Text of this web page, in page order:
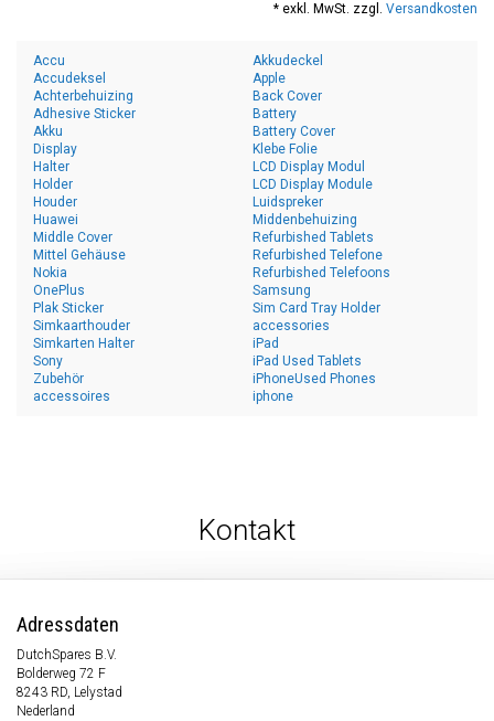
* exkl. MwSt. zzgl. Versandkosten
Accu
Accudeksel
Achterbehuizing
Adhesive Sticker
Akku
Akkudeckel
Apple
Back Cover
Battery
Battery Cover
Display
Halter
Holder
Houder
Huawei
Klebe Folie
LCD Display Modul
LCD Display Module
Luidspreker
Middenbehuizing
Middle Cover
Mittel Gehäuse
Nokia
OnePlus
Plak Sticker
Refurbished Tablets
Refurbished Telefone
Refurbished Telefoons
Samsung
Sim Card Tray Holder
Simkaarthouder
Simkarten Halter
Sony
Zubehör
accessoires
accessories
iPad
iPad Used Tablets
iPhoneUsed Phones
iphone
Kontakt
Adressdaten
DutchSpares B.V.
Bolderweg 72 F
8243 RD, Lelystad
Nederland